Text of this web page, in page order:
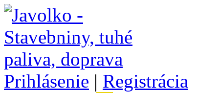
Prihlásenie | Registrácia